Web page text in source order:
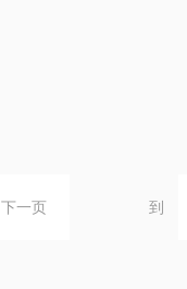
下一页 到